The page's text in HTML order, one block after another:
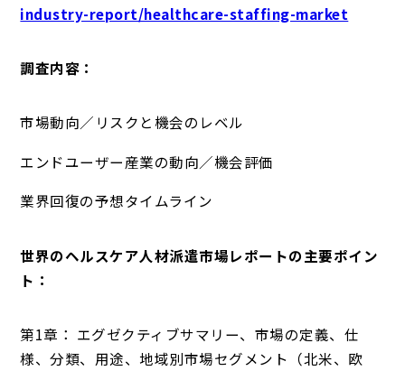
industry-report/healthcare-staffing-market
調査内容：
市場動向／リスクと機会のレベル
エンドユーザー産業の動向／機会評価
業界回復の予想タイムライン
世界のヘルスケア人材派遣市場レポートの主要ポイン
ト：
第1章： エグゼクティブサマリー、市場の定義、仕
様、分類、用途、地域別市場セグメント（北米、欧